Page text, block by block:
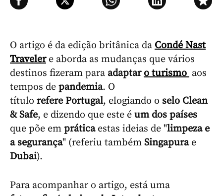
O artigo é da edição britânica da Condé Nast
Travelere aborda as mudanças que vários
destinos fizeram para adaptar o turismo aos
tempos de pandemia. O
título refere Portugal, elogiando o selo Clean
& Safe, e dizendo que este é um dos países
que põe em práticaestas ideias de "limpeza e
a segurança" (referiu também Singapurae
Dubai).
Para acompanhar o artigo, está uma